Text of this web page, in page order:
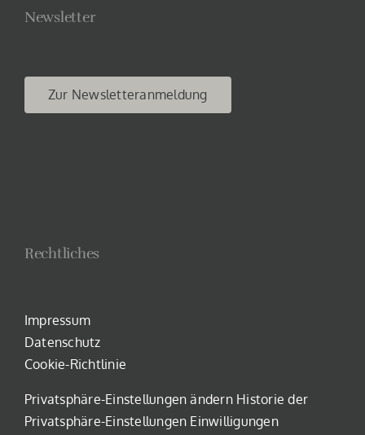
Newsletter
Zur Newsletteranmeldung
Rechtliches
Impressum
Datenschutz
Cookie-Richtlinie
Privatsphäre-Einstellungen ändern Historie der
Privatsphäre-Einstellungen Einwilligungen